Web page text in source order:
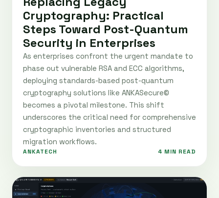
Cryptography: Practical
Steps Toward Post-Quantum
Security in Enterprises
As enterprises confront the urgent mandate to
phase out vulnerable RSA and ECC algorithms,
deploying standards-based post-quantum
cryptography solutions like ANKASecure©
becomes a pivotal milestone. This shift
underscores the critical need for comprehensive
cryptographic inventories and structured
migration workflows.
ANKATECH 4 MIN READ